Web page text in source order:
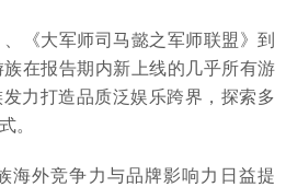
《大军师司马懿之军师联盟》到
在报告期内新上线的几乎所有游
力打造品质泛娱乐跨界，探索多
。
海外竞争力与品牌影响力日益提